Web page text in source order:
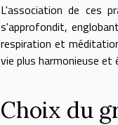
L'association de ces
s'approfondit,
respiration et
vie plus harmonieuse et
Choix du